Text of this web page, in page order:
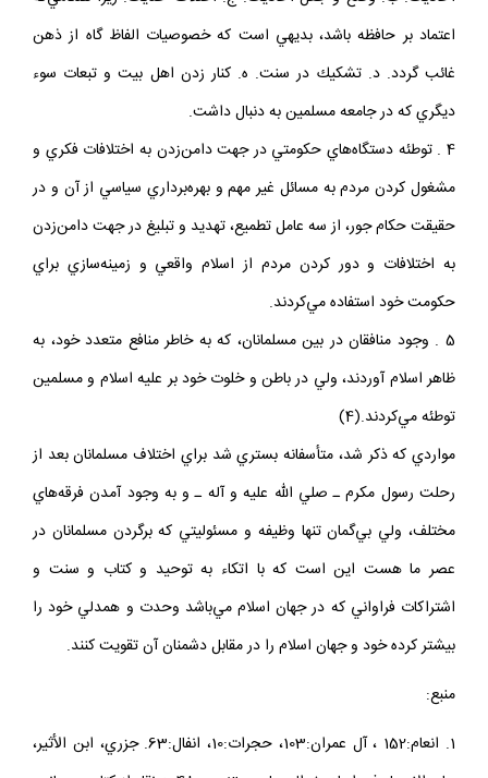
اعتماد بر حافظه باشد، بديهي است كه خصوصيات الفاظ گاه از ذهن
غائب گردد. د. تشكيك در سنت. ه. كنار زدن اهل بيت و تبعات سوء
ديگري كه در جامعه مسلمين به دنبال داشت.
4 . توطئه‌ دستگاه‌هاي حكومتي در جهت دامن‌زدن به اختلافات فكري و
مشغول كردن مردم به مسائل غير مهم و بهره‌برداري سياسي از آن و در
حقيقت حكام جور، از سه عامل تطميع، تهديد و تبليغ در جهت دامن‌زدن
به اختلافات و دور كردن مردم از اسلام واقعي و زمينه‌سازي براي
حكومت خود استفاده مي‌كردند.
5 . وجود منافقان در بين مسلمانان، كه به خاطر منافع متعدد خود، به
ظاهر اسلام آوردند، ولي در باطن و خلوت خود بر عليه اسلام و مسلمين
توطئه مي‌كردند.(4)
مواردي كه ذكر شد، متأسفانه بستري شد براي اختلاف مسلمانان بعد از
رحلت رسول مكرم ـ صلي الله عليه و آله ـ و به وجود آمدن فرقه‌هاي
مختلف، ولي بي‌گمان تنها وظيفه و مسئوليتي كه برگردن مسلمانان در
عصر ما هست اين است كه با اتكاء به توحيد و كتاب و سنت و
اشتراكات فراواني كه در جهان اسلام مي‌باشد وحدت و همدلي خود را
بيشتر كرده خود و جهان اسلام را در مقابل دشمنان آن تقويت كنند.
منبع:
1. انعام:152 ، آل عمران:103، حجرات:10، انفال:63. جزري، ابن الأثير،